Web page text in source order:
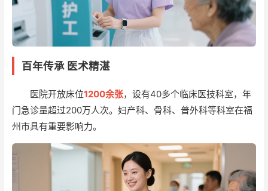
百年传承 医术精湛
医院开放床位1200余张，设有40多个临床医技科室，年
门急诊量超过200万人次。妇产科、骨科、普外科等科室在福
州市具有重要影响力。